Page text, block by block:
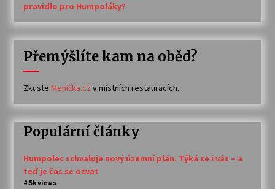
pravidlo pro Humpoláky?
Přemýšlíte kam na oběd?
Zkuste Meníčka.cz v místních restauracích.
Populární články
Humpolec schvaluje nový územní plán. Týká se i vás – a
teď je čas se ozvat
4.5k views